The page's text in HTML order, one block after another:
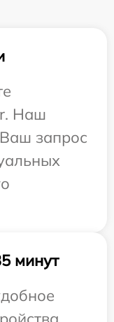
Наш
Ваш запрос
минут